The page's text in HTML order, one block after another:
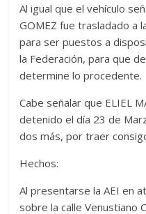
Al igual que el vehículo
GOMEZ fue trasladado a
para ser puestos a
la Federación, para que
determine lo procedente.
Cabe señalar que ELIEL
detenido el día 23 de
dos más, por traer
Hechos:
Al presentarse la AEI en
sobre la calle Venustiano